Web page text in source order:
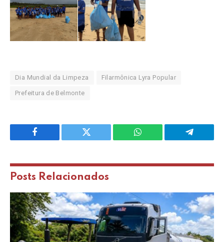
Dia Mundial da Limpeza Filarmônica Lyra Popular
Prefeitura de Belmonte
Facebook Twitter WhatsApp Telegram
Posts Relacionados